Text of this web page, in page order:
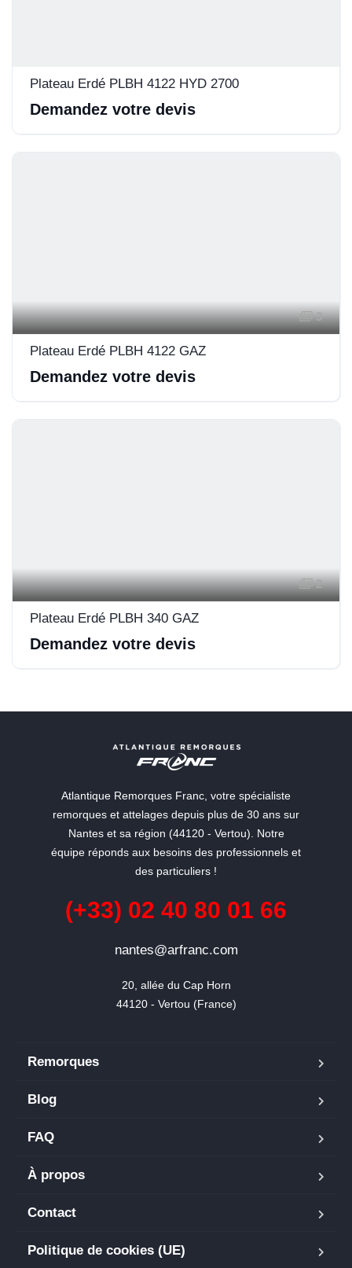
Plateau Erdé PLBH 4122 HYD 2700
Demandez votre devis
3
Plateau Erdé PLBH 4122 GAZ
Demandez votre devis
2
Plateau Erdé PLBH 340 GAZ
Demandez votre devis
Atlantique Remorques Franc, votre spécialiste
remorques et attelages depuis plus de 30 ans sur
Nantes et sa région (44120 - Vertou). Notre
équipe réponds aux besoins des professionnels et
des particuliers !
(+33) 02 40 80 01 66
nantes@arfranc.com
20, allée du Cap Horn
44120 - Vertou (France)
Remorques
Blog
FAQ
À propos
Contact
Politique de cookies (UE)